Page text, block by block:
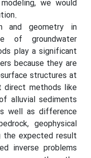
we would
and geometry in
of groundwater
play a significant
because they are
structures at
direct methods like
alluvial sediments
well as difference
geophysical
the expected result
inverse problems